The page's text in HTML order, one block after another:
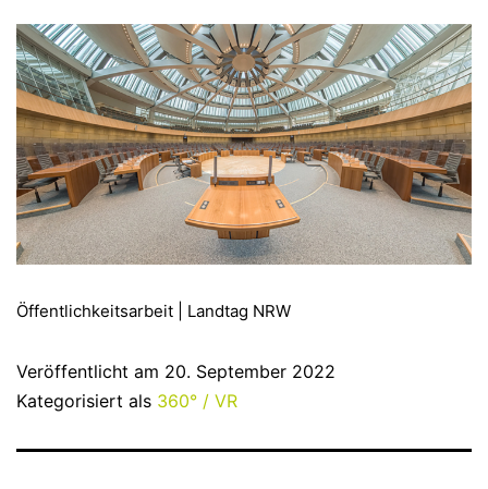
Öffentlichkeitsarbeit | Landtag NRW
Veröffentlicht am 20. September 2022
Kategorisiert als 360° / VR